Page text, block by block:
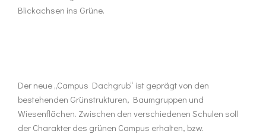
Blickachsen ins Grüne.
Der neue „Campus Dachgrub“ ist geprägt von den
bestehenden Grünstrukturen, Baumgruppen und
Wiesenflächen. Zwischen den verschiedenen Schulen soll
der Charakter des grünen Campus erhalten, bzw.